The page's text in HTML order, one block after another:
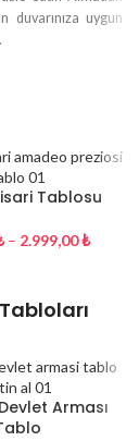
duvarınıza uygun
Tablosu
– 2.999,00₺
Arması